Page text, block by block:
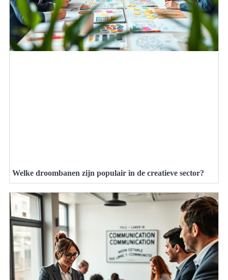
Welke droombanen zijn populair in de creatieve sector?